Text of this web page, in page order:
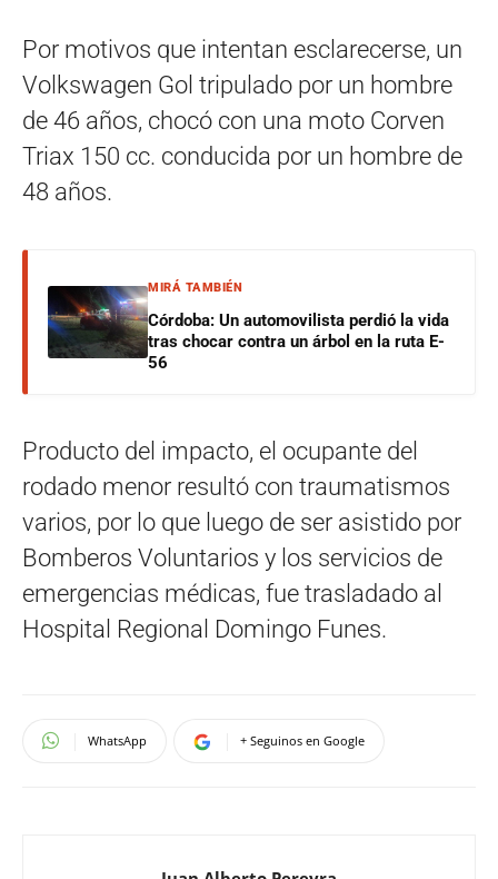
Por motivos que intentan esclarecerse, un
Volkswagen Gol tripulado por un hombre
de 46 años, chocó con una moto Corven
Triax 150 cc. conducida por un hombre de
48 años.
MIRÁ TAMBIÉN
Córdoba: Un automovilista perdió la vida
tras chocar contra un árbol en la ruta E-
56
Producto del impacto, el ocupante del
rodado menor resultó con traumatismos
varios, por lo que luego de ser asistido por
Bomberos Voluntarios y los servicios de
emergencias médicas, fue trasladado al
Hospital Regional Domingo Funes.
WhatsApp + Seguinos en Google